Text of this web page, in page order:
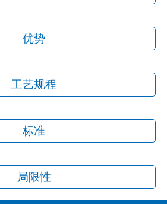
优势
工艺规程
标准
局限性